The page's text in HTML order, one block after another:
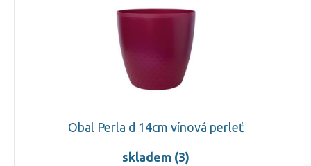
Obal Perla d 14cm vínová perleť
skladem (3)